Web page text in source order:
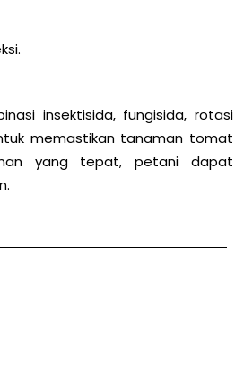
insektisida, fungisida, rotasi
memastikan tanaman tomat
yang tepat, petani dapat